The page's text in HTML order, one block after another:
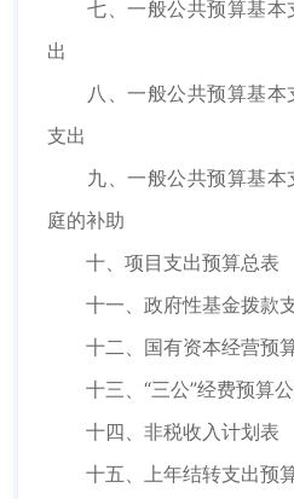
七、一般公共预算基本
出
八、一般公共预算基本
支出
九、一般公共预算基本
庭的补助
十、项目支出预算总表
十一、政府性基金拨款
十二、国有资本经营预
十三、“三公”经费预算
十四、非税收入计划表
十五、上年结转支出预